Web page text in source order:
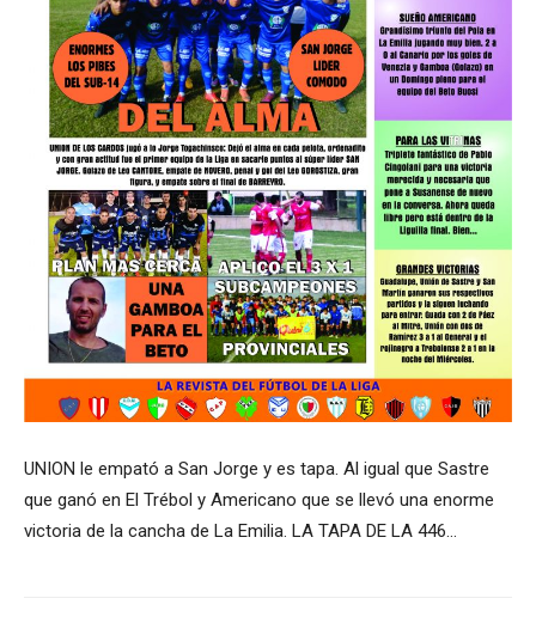
UNION le empató a San Jorge y es tapa. Al igual que Sastre
que ganó en El Trébol y Americano que se llevó una enorme
victoria de la cancha de La Emilia. LA TAPA DE LA 446…